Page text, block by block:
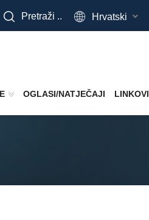
Pretraži .. Hrvatski
OGLASI/NATJEČAJI LINKOVI